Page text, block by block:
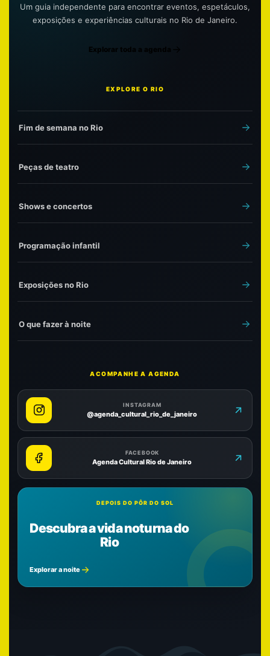
Um guia independente para encontrar eventos, espetáculos,
exposições e experiências culturais no Rio de Janeiro.
Explorar toda a agenda
EXPLORE O RIO
Fim de semana no Rio
Peças de teatro
Shows e concertos
Programação infantil
Exposições no Rio
O que fazer à noite
ACOMPANHE A AGENDA
INSTAGRAM
@agenda_cultural_rio_de_janeiro
FACEBOOK
Agenda Cultural Rio de Janeiro
DEPOIS DO PÔR DO SOL
Descubra a vida noturna do
Rio
Explorar a noite